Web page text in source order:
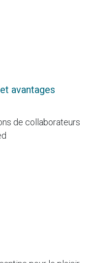
avantages
de collaborateurs